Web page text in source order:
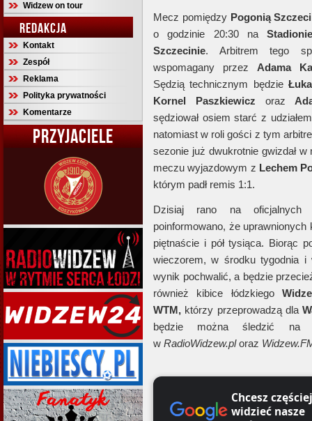
Widzew on tour
REDAKCJA
Kontakt
Zespół
Reklama
Polityka prywatności
Komentarze
PRZYJACIELE
Mecz pomiędzy Pogonią
o godzinie 20:30 na
Szczecinie. Arbitrem tego
wspomagany przez Adama
Sędzią technicznym będzie
Kornel Paszkiewicz oraz
sędziował osiem starć z
natomiast w roli gości z tym
sezonie już dwukrotnie gwizdał
meczu wyjazdowym z Lechem
którym padł remis 1:1.
Dzisiaj rano na oficjalnych
poinformowano, że
piętnaście i pół tysiąca. Biorąc
wieczorem, w środku tygodnia
wynik pochwalić, a będzie
również kibice łódzkiego
WTM, którzy przeprowadzą dla
będzie można śledzić
w RadioWidzew.ploraz
Chcesz częściej
widzieć nasze